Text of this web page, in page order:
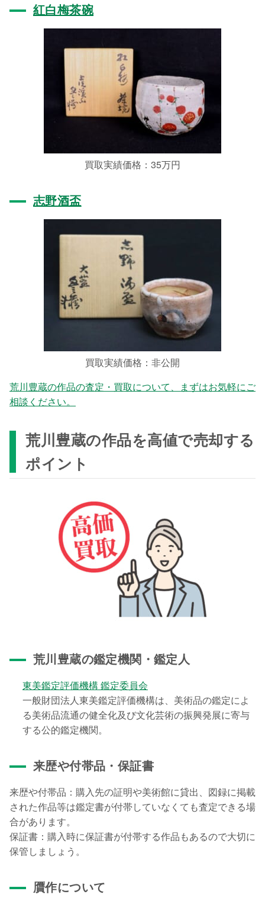
紅白梅茶碗
買取実績価格：35万円
志野酒盃
買取実績価格：非公開
荒川豊蔵の作品の査定・買取について、まずはお気軽にご
相談ください。
荒川豊蔵の作品を高値で売却する
ポイント
荒川豊蔵の鑑定機関・鑑定人
東美鑑定評価機構 鑑定委員会
一般財団法人東美鑑定評価機構は、美術品の鑑定によ
る美術品流通の健全化及び文化芸術の振興発展に寄与
する公的鑑定機関。
来歴や付帯品・保証書
来歴や付帯品：購入先の証明や美術館に貸出、図録に掲載
された作品等は鑑定書が付帯していなくても査定できる場
合があります。
保証書：購入時に保証書が付帯する作品もあるので大切に
保管しましょう。
贋作について